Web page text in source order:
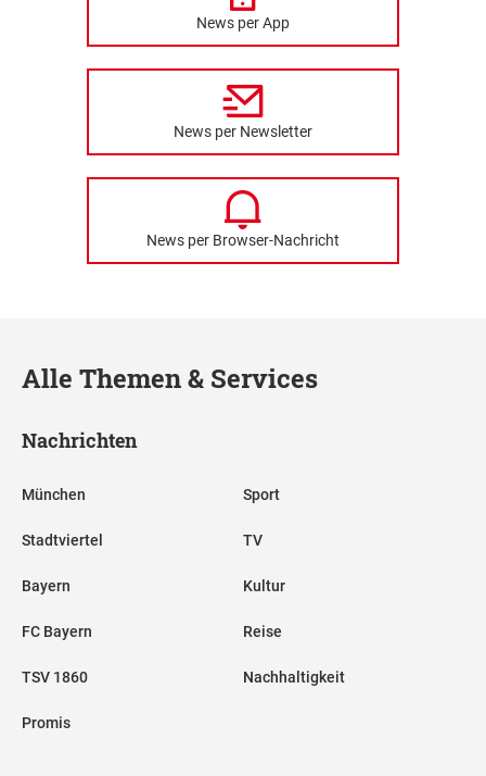
News per App
News per Newsletter
News per Browser-Nachricht
Alle Themen & Services
Nachrichten
München
Stadtviertel
Bayern
FC Bayern
TSV 1860
Promis
Sport
TV
Kultur
Reise
Nachhaltigkeit